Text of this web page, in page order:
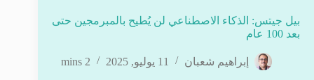
بيل جيتس: الذكاء الاصطناعي لن يُطيح بالمبرمجين حتى
بعد 100 عام
إبراهيم شعبان 11 يوليو, 2025 2 mins